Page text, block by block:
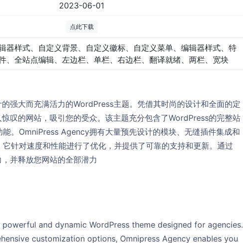
2023-06-01
点此下载
器样式、自定义背景、自定义徽标、自定义菜单、编辑器样式、特
、全站点编辑、左边栏、单栏、右边栏、翻译就绪、两栏、宽块
强大而充满活力的WordPress主题。凭借其时尚的设计和全面的定
叹的网站，吸引您的受众。该主题充分包含了WordPress的完整站
。OmniPress Agency拥有大量预先设计的模块、无缝插件集成和
针对速度和性能进行了优化，并提供了可靠的支持和更新。通过
并释放您网站的全部潜力
and dynamic WordPress theme designed for agencies.
customization options, Omnipress Agency enables you